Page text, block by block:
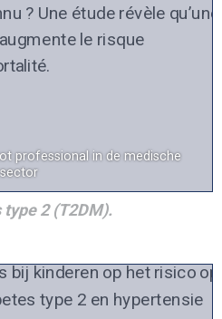
professional in de medische
sector
2 (T2DM).